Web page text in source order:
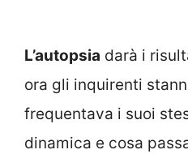
L’autopsia darà i
ora gli inquirenti
frequentava i suoi
dinamica e cosa